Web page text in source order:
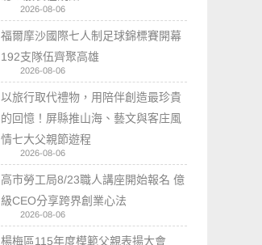
2026-08-06
福爾摩沙國際七人制足球錦標賽開幕
192支隊伍齊聚高雄
2026-08-06
以旅行取代禮物，用陪伴創造最珍貴
的回憶！屏縣推山海、藝文與客庄風
情七大父親節遊程
2026-08-06
高市勞工局8/23職人講座開始報名 億
級CEO分享跨界創業心法
2026-08-06
楊梅區115年度模範父親表揚大會